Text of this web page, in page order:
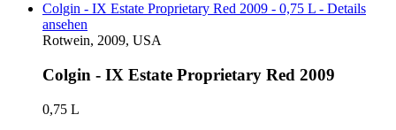
Colgin - IX Estate Proprietary Red 2009 - 0,75 L - Details
ansehen
Rotwein, 2009, USA
Colgin - IX Estate Proprietary Red 2009
0,75 L